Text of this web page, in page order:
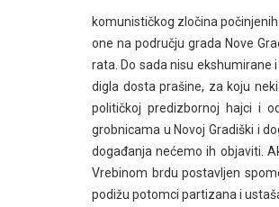
komunističkog zločina
one na području grada Nove
rata. Do sada nisu ekshumirane
digla dosta prašine, za koju
političkoj predizbornoj hajci i
grobnicama u Novoj Gradiški i
događanja nećemo ih objaviti.
Vrebinom brdu postavljen
podižu potomci partizana i